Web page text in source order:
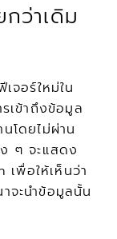
ว่าเดิม
จอร์ใหม่ใน
เข้าถึงข้อมูล
โดยไม่ผ่าน
ๆ จะแสดง
พื่อให้เห็นว่า
จะนำข้อมูลนั้น